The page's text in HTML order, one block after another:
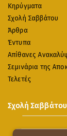
Κηρύγματα
Σχολή Σαββάτου
Άρθρα
Έντυπα
Απίθανες
Σεμινάρια της
Τελετές
Σχολή Σαββάτου